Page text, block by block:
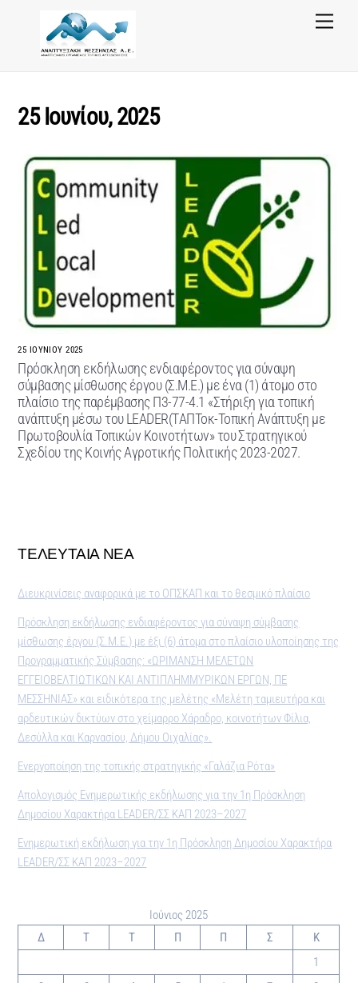
Menu
25 Ιουνίου, 2025
25 ΙΟΥΝΊΟΥ 2025
Πρόσκληση εκδήλωσης ενδιαφέροντος για σύναψη
σύμβασης μίσθωσης έργου (Σ.Μ.Ε.) με ένα (1) άτομο στο
πλαίσιο της παρέμβασης Π3-77-4.1 «Στήριξη για τοπική
ανάπτυξη μέσω του LEADER(TΑΠΤοκ-Τοπική Ανάπτυξη με
Πρωτοβουλία Τοπικών Κοινοτήτων» του Στρατηγικού
Σχεδίου της Κοινής Αγροτικής Πολιτικής 2023-2027.
ΤΕΛΕΥΤΑΙΑ ΝΕΑ
Διευκρινίσεις αναφορικά με το ΟΠΣΚΑΠ και το θεσμικό πλαίσιο
Πρόσκληση εκδήλωσης ενδιαφέροντος για σύναψη σύμβασης
μίσθωσης έργου (Σ.Μ.Ε.) με έξι (6) άτομα στο πλαίσιο υλοποίησης της
Προγραμματικής Σύμβασης: «ΩΡΙΜΑΝΣΗ ΜΕΛΕΤΩΝ
ΕΓΓΕΙΟΒΕΛΤΙΩΤΙΚΩΝ ΚΑΙ ΑΝΤΙΠΛΗΜΜΥΡΙΚΩΝ ΕΡΓΩΝ, ΠΕ
ΜΕΣΣΗΝΙΑΣ» και ειδικότερα της μελέτης «Μελέτη ταμιευτήρα και
αρδευτικών δικτύων στο χείμαρρο Χάραδρο, κοινοτήτων Φίλια,
Δεσύλλα και Καρνασίου, Δήμου Οιχαλίας».
Ενεργοποίηση της τοπικής στρατηγικής «Γαλάζια Ρότα»
Απολογισμός Ενημερωτικής εκδήλωσης για την 1η Πρόσκληση
Δημοσίου Χαρακτήρα LEADER/ΣΣ ΚΑΠ 2023–2027
Ενημερωτική εκδήλωση για την 1η Πρόσκληση Δημοσίου Χαρακτήρα
LEADER/ΣΣ ΚΑΠ 2023–2027
Ιούνιος 2025
Δ
Τ Τ Π Π Σ
Κ
1